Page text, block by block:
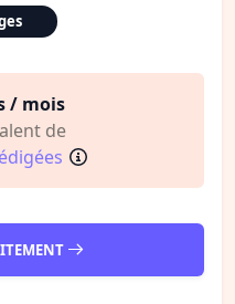
/ mois
de